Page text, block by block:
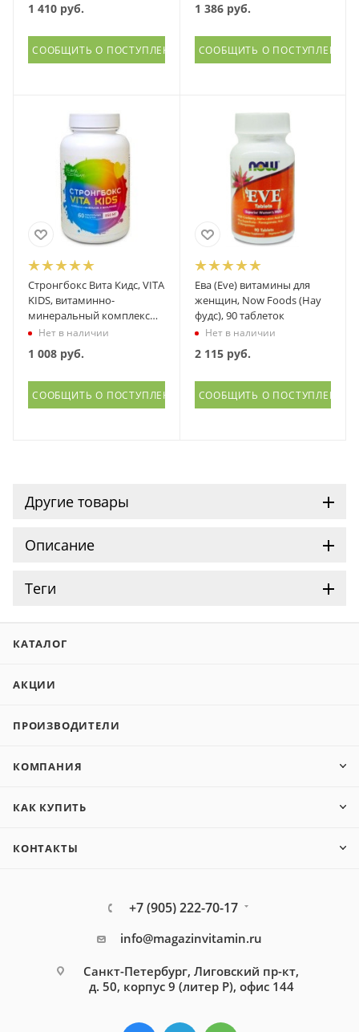
1 410 руб.
СООБЩИТЬ О ПОСТУПЛЕНИИ
1 386руб.
СООБЩИТЬ О ПОСТУПЛЕНИИ
Стронгбокс Вита Кидс, VITA
KIDS, витаминно-
минеральный комплекс
для детей, Вита-Стандарт,
Нет в наличии
1 008 руб.
СООБЩИТЬ О ПОСТУПЛЕНИИ
Ева (Eve) витамины для
женщин, Now Foods (Нау
фудс), 90 таблеток
Нет в наличии
2 115руб.
СООБЩИТЬ О ПОСТУПЛЕНИИ
Другие товары
Описание
Теги
КАТАЛОГ
АКЦИИ
ПРОИЗВОДИТЕЛИ
КОМПАНИЯ
КАК КУПИТЬ
КОНТАКТЫ
+7 (905) 222-70-17
info@magazinvitamin.ru
Санкт-Петербург, Лиговский пр-кт,
д. 50, корпус 9 (литер Р), офис 144